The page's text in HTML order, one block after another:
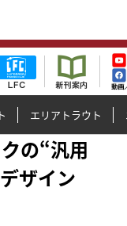
エリアトラウト
の“汎用
ザイン